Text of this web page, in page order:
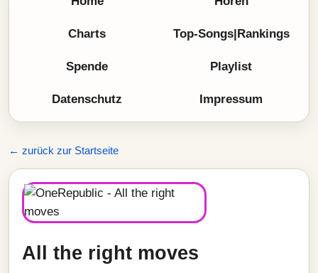
Charts Top-Songs|Rankings
Spende Playlist
Datenschutz Impressum
← zurück zur Startseite
All the right moves